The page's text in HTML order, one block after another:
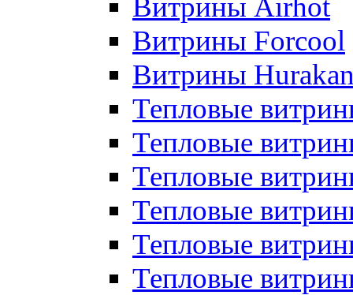
Витрины Airhot
Витрины Forcool
Витрины
Тепловые
Тепловые
Тепловые
Тепловые
Тепловые
Тепловые